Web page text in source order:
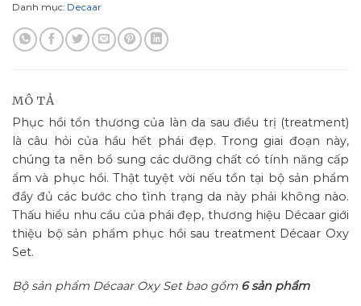
Danh mục: Decaar
MÔ TẢ
Phục hồi tổn thương của làn da sau điều trị (treatment)
là câu hỏi của hầu hết phái đẹp. Trong giai đoạn này,
chúng ta nên bổ sung các dưỡng chất có tính năng cấp
ẩm và phục hồi. Thật tuyệt vời nếu tồn tại bộ sản phẩm
đầy đủ các bước cho tình trạng da này phải không nào.
Thấu hiểu nhu cầu của phái đẹp, thương hiệu Décaar giới
thiệu bộ sản phẩm phục hồi sau treatment Décaar Oxy
Set.
Bộ sản phẩm Décaar Oxy Set bao gồm 6 sản phẩm